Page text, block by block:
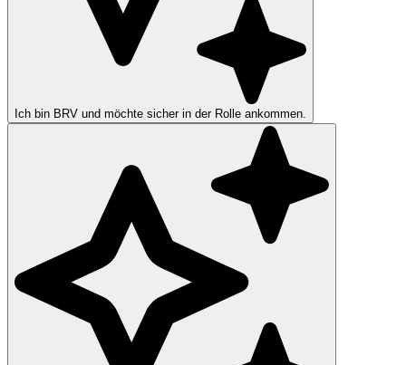
Ich bin BRV und möchte sicher in der Rolle ankommen.